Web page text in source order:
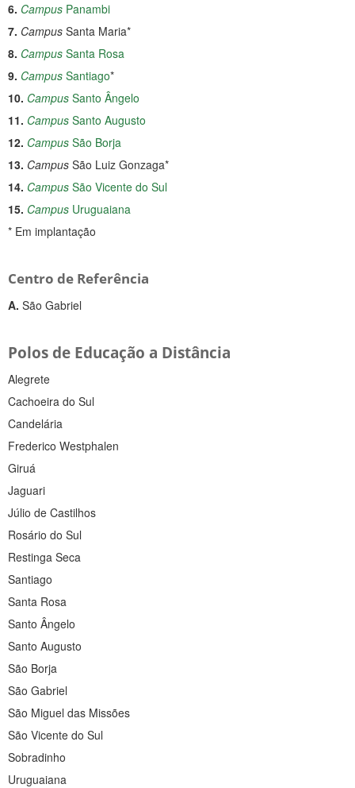
6. Campus Panambi
7. Campus Santa Maria*
8. Campus Santa Rosa
9. Campus Santiago*
10. Campus Santo Ângelo
11. Campus Santo Augusto
12. Campus São Borja
13. Campus São Luiz Gonzaga*
14. Campus São Vicente do Sul
15. Campus Uruguaiana
* Em implantação
Centro de Referência
A. São Gabriel
Polos de Educação a Distância
Alegrete
Cachoeira do Sul
Candelária
Frederico Westphalen
Giruá
Jaguari
Júlio de Castilhos
Rosário do Sul
Restinga Seca
Santiago
Santa Rosa
Santo Ângelo
Santo Augusto
São Borja
São Gabriel
São Miguel das Missões
São Vicente do Sul
Sobradinho
Uruguaiana